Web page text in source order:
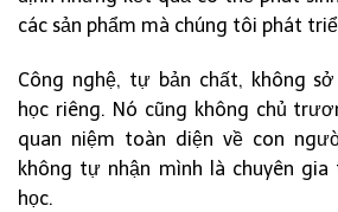
các sản phẩm mà chúng tôi phát
Công nghệ, tự bản chất, không
học riêng. Nó cũng không chủ
quan niệm toàn diện về con
không tự nhận mình là chuyên
học.